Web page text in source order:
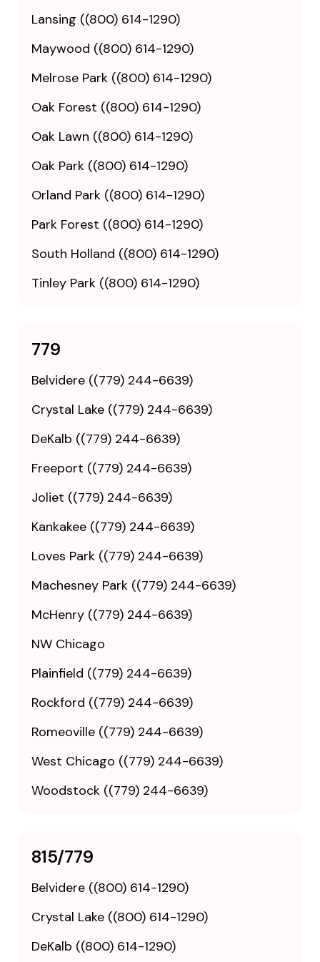
Lansing ((800) 614-1290)
Maywood ((800) 614-1290)
Melrose Park ((800) 614-1290)
Oak Forest ((800) 614-1290)
Oak Lawn ((800) 614-1290)
Oak Park ((800) 614-1290)
Orland Park ((800) 614-1290)
Park Forest ((800) 614-1290)
South Holland ((800) 614-1290)
Tinley Park ((800) 614-1290)
779
Belvidere ((779) 244-6639)
Crystal Lake ((779) 244-6639)
DeKalb ((779) 244-6639)
Freeport ((779) 244-6639)
Joliet ((779) 244-6639)
Kankakee ((779) 244-6639)
Loves Park ((779) 244-6639)
Machesney Park ((779) 244-6639)
McHenry ((779) 244-6639)
NW Chicago
Plainfield ((779) 244-6639)
Rockford ((779) 244-6639)
Romeoville ((779) 244-6639)
West Chicago ((779) 244-6639)
Woodstock ((779) 244-6639)
815/779
Belvidere ((800) 614-1290)
Crystal Lake ((800) 614-1290)
DeKalb ((800) 614-1290)